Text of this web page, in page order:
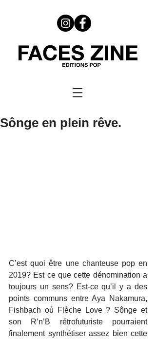
Sônge en plein rêve.
C’est quoi être une chanteuse pop en
2019? Est ce que cette dénomination a
toujours un sens? Est-ce qu’il y a des
points communs entre Aya Nakamura,
Fishbach où Flèche Love ? Sônge et
son R’n’B rétrofuturiste pourraient
finalement synthétiser assez bien cette